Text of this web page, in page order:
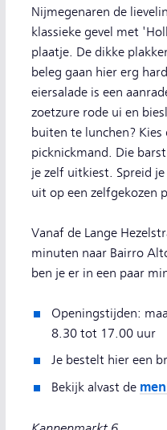
Nijmegenaren de
klassieke gevel met
plaatje. De dikke
beleg gaan hier erg
eiersalade is een
zoetzure rode ui en
buiten te lunchen? Kies
picknickmand. Die
je zelf uitkiest. Spreid
uit op een zelfgekozen
Vanaf de Lange
minuten naar Bairro
ben je er in een paar
Openingstijden:
8.30 tot 17.00 uur
Je bestelt hier een
Bekijk alvast de